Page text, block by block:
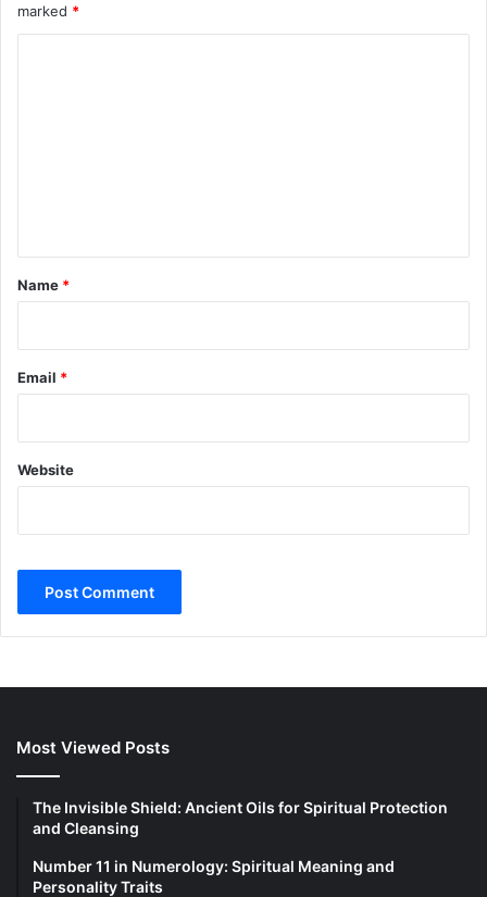
marked *
*
Name *
Email *
Website
Most Viewed Posts
The Invisible Shield: Ancient Oils for Spiritual Protection
and Cleansing
Number 11 in Numerology: Spiritual Meaning and
Personality Traits